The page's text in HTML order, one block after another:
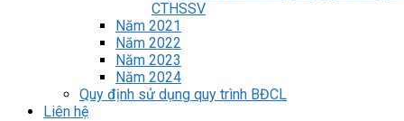
CTHSSV
Năm 2021
Năm 2022
Năm 2023
Năm 2024
Quy định sử dụng quy trình BĐCL
Liên hệ